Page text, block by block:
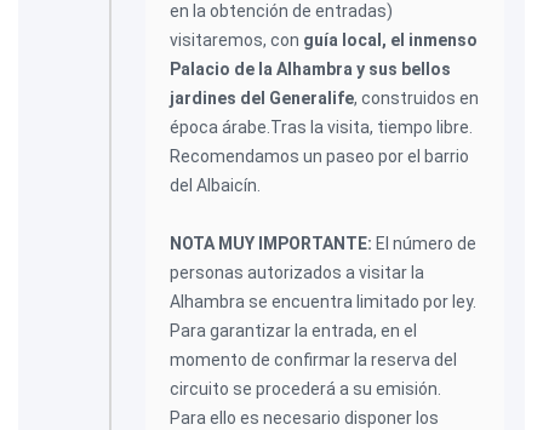
en la obtención de entradas)
visitaremos, con guía local, el inmenso
Palacio de la Alhambra y sus bellos
jardines del Generalife, construidos en
época árabe.Tras la visita, tiempo libre.
Recomendamos un paseo por el barrio
del Albaicín.
NOTA MUY IMPORTANTE: El número de
personas autorizados a visitar la
Alhambra se encuentra limitado por ley.
Para garantizar la entrada, en el
momento de confirmar la reserva del
circuito se procederá a su emisión.
Para ello es necesario disponer los